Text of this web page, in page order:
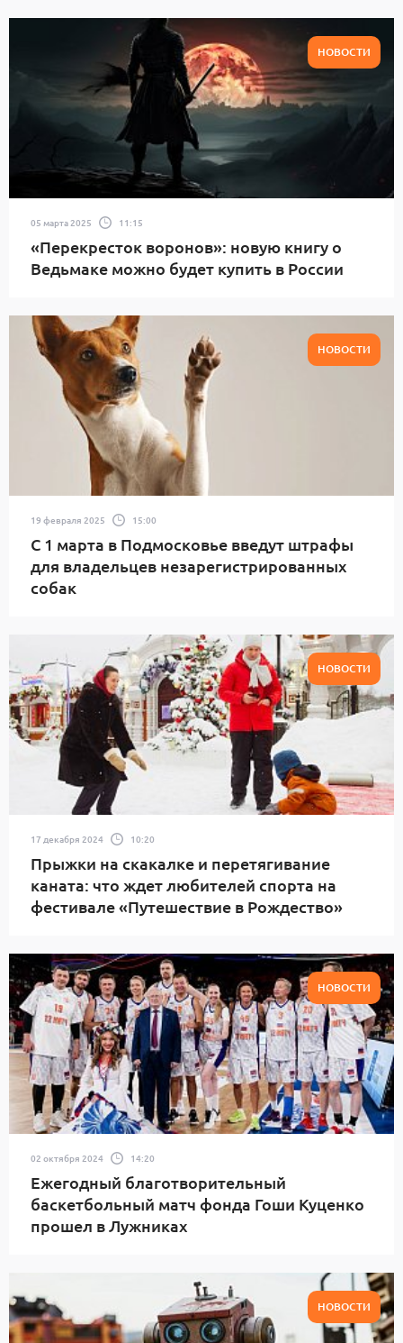
НОВОСТИ
05 марта 2025 11:15
«Перекресток воронов»: новую книгу о
Ведьмаке можно будет купить в России
НОВОСТИ
19 февраля 2025 15:00
С 1 марта в Подмосковье введут штрафы
для владельцев незарегистрированных
собак
НОВОСТИ
17 декабря 2024 10:20
Прыжки на скакалке и перетягивание
каната: что ждет любителей спорта на
фестивале «Путешествие в Рождество»
НОВОСТИ
02 октября 2024 14:20
Ежегодный благотворительный
баскетбольный матч фонда Гоши Куценко
прошел в Лужниках
НОВОСТИ